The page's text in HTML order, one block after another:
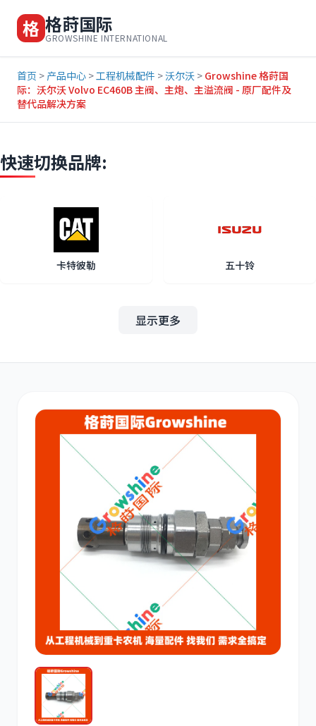
格 格莳国际
GROWSHINE INTERNATIONAL
首页 > 产品中心 >工程机械配件 >沃尔沃 > Growshine 格莳国
际：沃尔沃 Volvo EC460B 主阀、主炮、主溢流阀 - 原厂配件及
替代品解决方案
快速切换品牌:
卡特彼勒 五十铃
其他 小松
沃尔沃 康明斯
日立 久保田
显示更多